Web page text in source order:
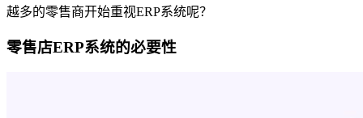
越多的零售商开始重视ERP系统呢？
零售店ERP系统的必要性